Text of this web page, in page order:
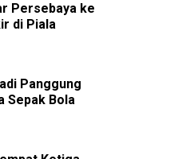
Persebaya ke
di Piala
Panggung
Sepak Bola